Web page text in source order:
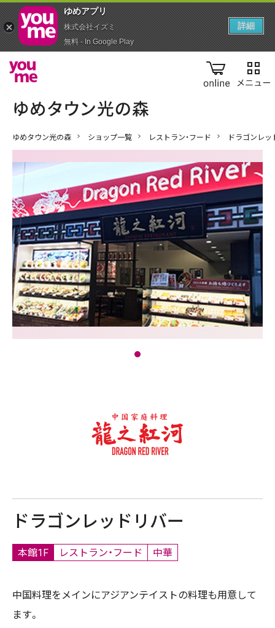
online
ゆめタウン光の森 ショップ一覧 レストラン・フード ドラゴンレッ
ドラゴンレッドリバー
本館1F レストラン・フード 中華
中国料理をメインにアジアンテイストの料理も用意して
ます。
ゆめアプ‪リ‬
株式会社イズミ
無料 - In Google Play
詳細